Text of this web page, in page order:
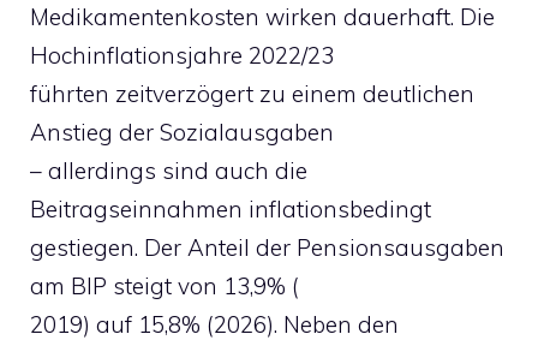
Medikamentenkosten wirken dauerhaft. Die
Hochinflationsjahre 2022/23
führten zeitverzögert zu einem deutlichen
Anstieg der Sozialausgaben
– allerdings sind auch die
Beitragseinnahmen inflationsbedingt
gestiegen. Der Anteil der Pensionsausgaben
am BIP steigt von 13,9% (
2019) auf 15,8% (2026). Neben den